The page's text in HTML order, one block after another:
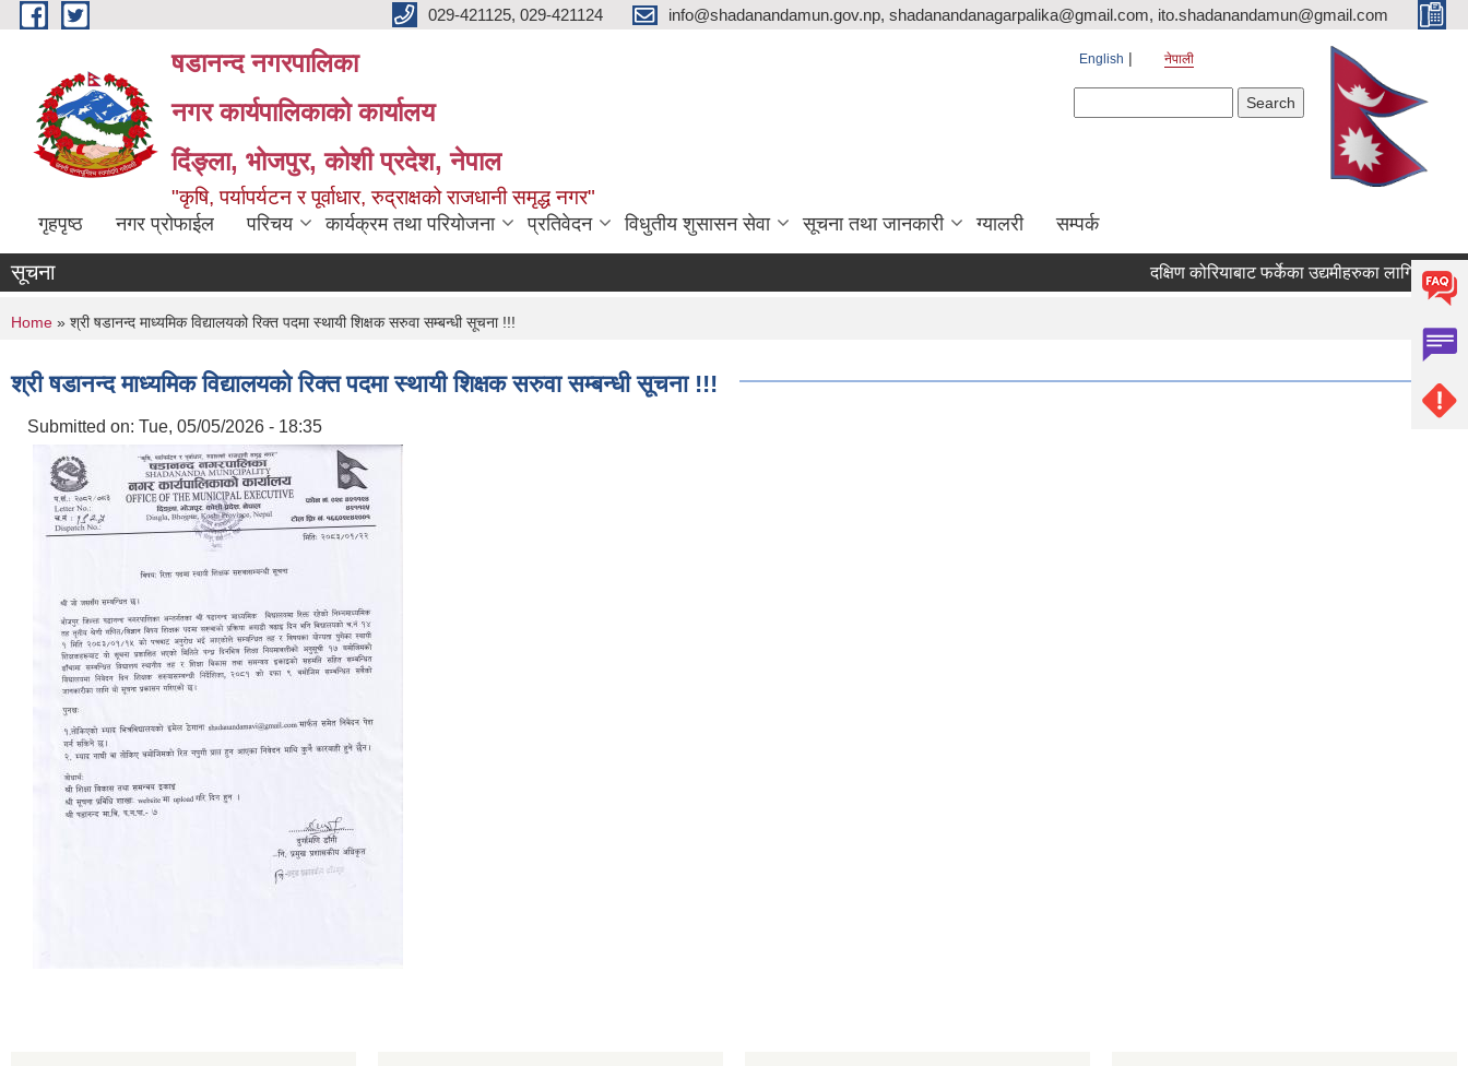
Skip to main content 029-421125, 029-421124 info@shadanandamun.gov.np, shadanandanagarpalika@gmail.com, ito.shadanandamun@gmail.com
षडानन्द नगरपालिका
नगर कार्यपालिकाको कार्यालय
दिंङ्ला, भोजपुर, कोशी प्रदेश, नेपाल
"कृषि, पर्यापर्यटन र पूर्वाधार, रुद्राक्षको राजधानी समृद्ध नगर"
English नेपाली
गृहपृष्ठ नगर प्रोफाईल परिचय कार्यक्रम तथा परियोजना प्रतिवेदन विधुतीय शुसासन सेवा सूचना तथा जानकारी ग्यालरी सम्पर्क
सूचना दक्षिण कोरियाबाट फर्केका उद्यमीहरुका लागि "RIN
You are here
Home » श्री षडानन्द माध्यमिक विद्यालयको रिक्त पदमा स्थायी शिक्षक सरुवा सम्बन्धी सूचना !!!
श्री षडानन्द माध्यमिक विद्यालयको रिक्त पदमा स्थायी शिक्षक सरुवा सम्बन्धी सूचना !!!
Submitted on: Tue, 05/05/2026 - 18:35